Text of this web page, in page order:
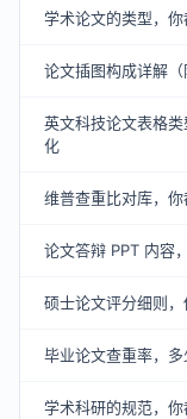
学术论文的类型，你
论文插图构成详解（
英文科技论文表格
化
维普查重比对库，你
论文答辩 PPT 内容
硕士论文评分细则，
毕业论文查重率，多
学术科研的规范，你